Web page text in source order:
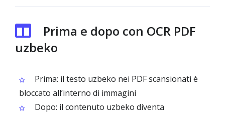
Prima e dopo con OCR PDF
uzbeko
Prima: il testo uzbeko nei PDF scansionati è
bloccato all’interno di immagini
Dopo: il contenuto uzbeko diventa